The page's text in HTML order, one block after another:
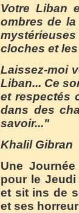
Votre Liban
ombres de
cloches et
Laissez-moi
Liban... Ce
et respectés
dans des
savoir..."
Khalil Gibran
Une
pour le Jeudi
et sit ins de
et ses